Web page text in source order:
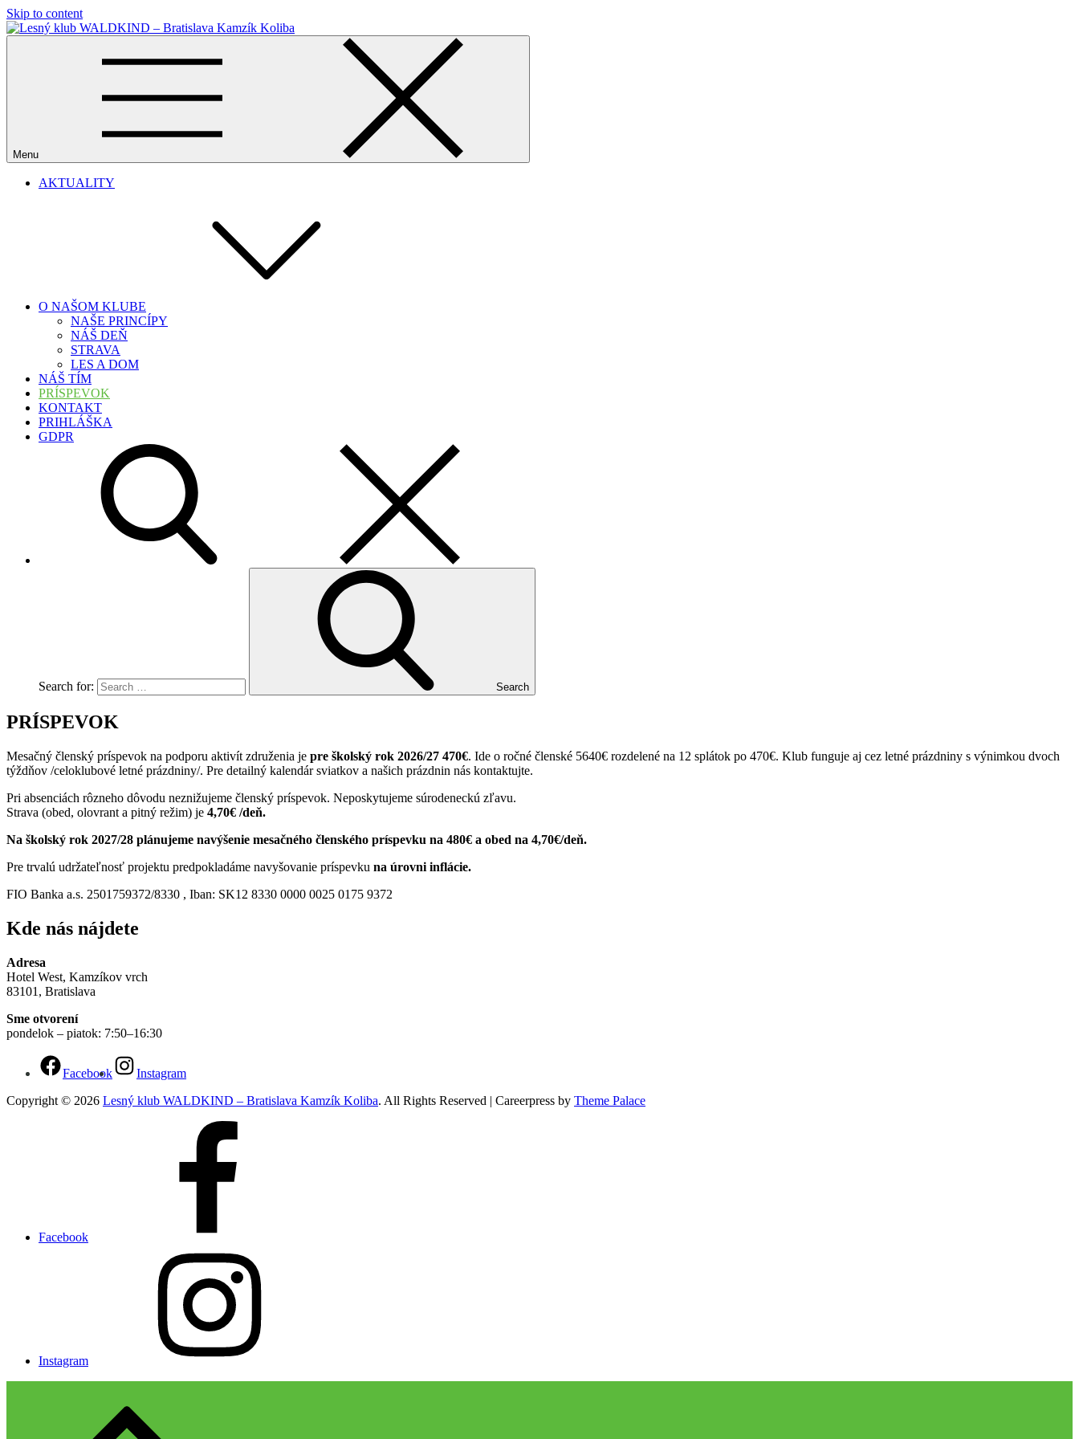
Skip to content
Menu
AKTUALITY
O NAŠOM KLUBE
NAŠE PRINCÍPY
NÁŠ DEŇ
STRAVA
LES A DOM
NÁŠ TÍM
PRÍSPEVOK
KONTAKT
PRIHLÁŠKA
GDPR
Search for: Search
PRÍSPEVOK
Mesačný členský príspevok na podporu aktivít združenia je pre školský rok 2026/27 470€. Ide o ročné členské 5640€ rozdelené na 12 splátok po 470€. Klub funguje aj cez letné prázdniny s výnimkou dvoch
týždňov /celoklubové letné prázdniny/. Pre detailný kalendár sviatkov a našich prázdnin nás kontaktujte.
Pri absenciách rôzneho dôvodu neznižujeme členský príspevok. Neposkytujeme súrodeneckú zľavu.
Strava (obed, olovrant a pitný režim) je 4,70€ /deň.
Na školský rok 2027/28 plánujeme navýšenie mesačného členského príspevku na 480€ a obed na 4,70€/deň.
Pre trvalú udržateľnosť projektu predpokladáme navyšovanie príspevku na úrovni inflácie.
FIO Banka a.s. 2501759372/8330 , Iban: SK12 8330 0000 0025 0175 9372
Kde nás nájdete
Adresa
Hotel West, Kamzíkov vrch
83101, Bratislava
Sme otvorení
pondelok – piatok: 7:50–16:30
Facebook
Instagram
Copyright © 2026 Lesný klub WALDKIND – Bratislava Kamzík Koliba. All Rights Reserved | Careerpress by Theme Palace
Facebook
Instagram